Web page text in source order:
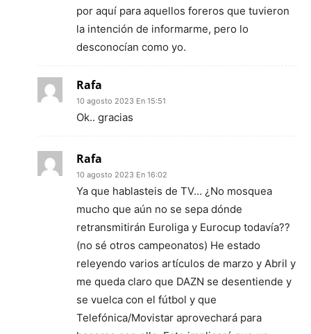
por aquí para aquellos foreros que tuvieron
la intención de informarme, pero lo
desconocían como yo.
Rafa
10 agosto 2023 En 15:51
Ok.. gracias
Rafa
10 agosto 2023 En 16:02
Ya que hablasteis de TV… ¿No mosquea
mucho que aún no se sepa dónde
retransmitirán Euroliga y Eurocup todavía??
(no sé otros campeonatos) He estado
releyendo varios artículos de marzo y Abril y
me queda claro que DAZN se desentiende y
se vuelca con el fútbol y que
Telefónica/Movistar aprovechará para